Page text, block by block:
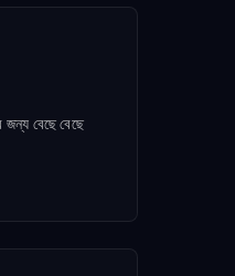
জন্য বেছে বেছে